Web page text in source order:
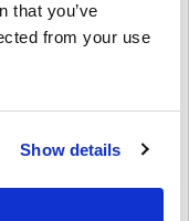
that you’ve
from your use
Show details
mit einem Design und
per E-Mail oder
durchdachtes
an